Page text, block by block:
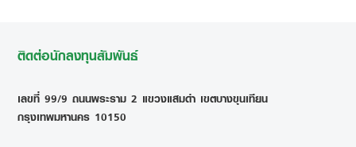
ติดต่อนักลงทุนสัมพันธ์
เลขที่ 99/9 ถนนพระราม 2 แขวงแสมดำ เขตบางขุนเทียน
กรุงเทพมหานคร 10150